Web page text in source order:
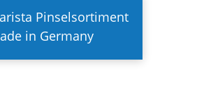
Pinselsortiment
in Germany